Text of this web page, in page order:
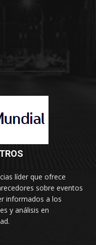
líder que ofrece
sobre eventos
informados a los
y análisis en